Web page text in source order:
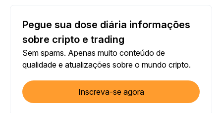
Pegue sua dose diária informações
sobre cripto e trading
Sem spams. Apenas muito conteúdo de
qualidade e atualizações sobre o mundo cripto.
Inscreva-se agora